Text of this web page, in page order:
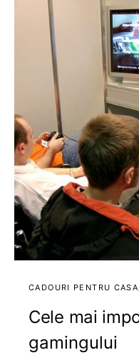
CADOURI PENTRU CASA
Cele mai
gamingului